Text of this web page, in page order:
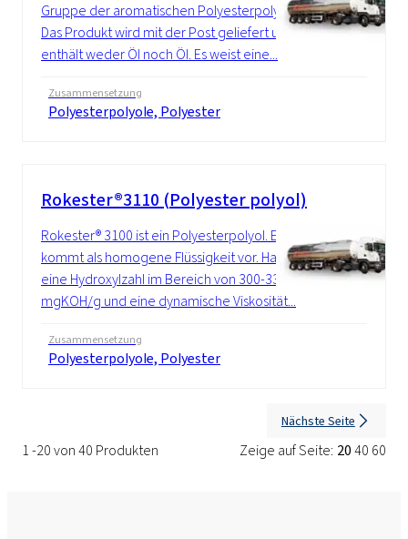
Gruppe der aromatischen Polyesterpolyole.
Das Produkt wird mit der Post geliefert und
enthält weder Öl noch Öl. Es weist eine...
Zusammensetzung
Polyesterpolyole, Polyester
Rokester®3110 (Polyester polyol)
Rokester® 3100 ist ein Polyesterpolyol. Es
kommt als homogene Flüssigkeit vor. Hat
eine Hydroxylzahl im Bereich von 300-330
mgKOH/g und eine dynamische Viskosität...
Zusammensetzung
Polyesterpolyole, Polyester
1 -20 von 40 Produkten Zeige auf Seite: 2040 60
Nächste Seite